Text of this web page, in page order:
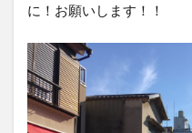
に！お願いします！！